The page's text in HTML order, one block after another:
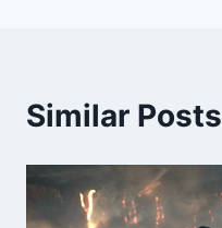
Similar Posts